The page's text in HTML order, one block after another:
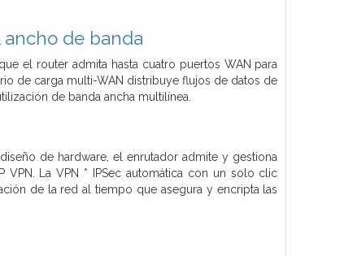
de banda
el router admita hasta cuatro puertos WAN para
de carga multi-WAN distribuye flujos de datos de
de banda ancha multilínea.
de hardware, el enrutador admite y gestiona
VPN. La VPN * IPSec automática con un solo clic
de la red al tiempo que asegura y encripta las